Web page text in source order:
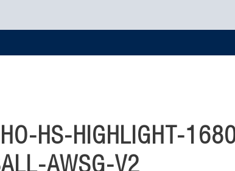
HS-HIGHLIGHT-